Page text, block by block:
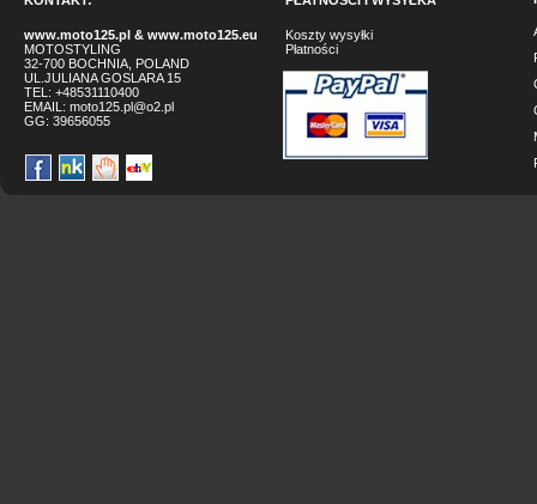
www.moto125.pl & www.moto125.eu
MOTOSTYLING
32-700 BOCHNIA, POLAND
UL.JULIANA GOSLARA 15
TEL: +48531110400
EMAIL: moto125.pl@o2.pl
GG: 39656055
Koszty wysyłki
Płatności